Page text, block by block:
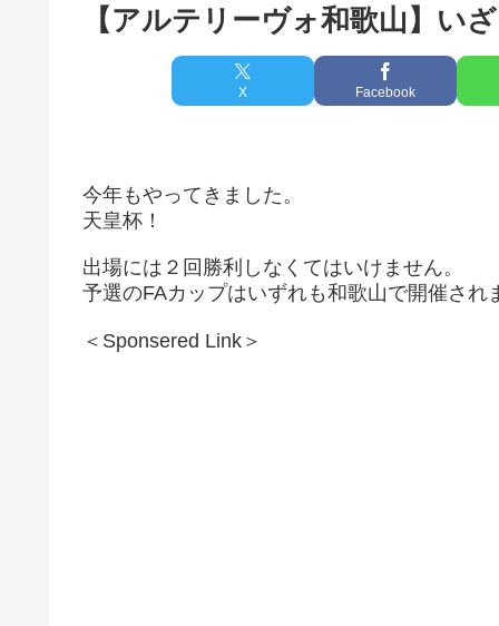
【アルテリーヴォ和歌山】い
X Facebook
今年もやってきました。
天皇杯！
出場には２回勝利しなくてはいけません。
予選のFAカップはいずれも和歌山で開催され
＜Sponsered Link＞